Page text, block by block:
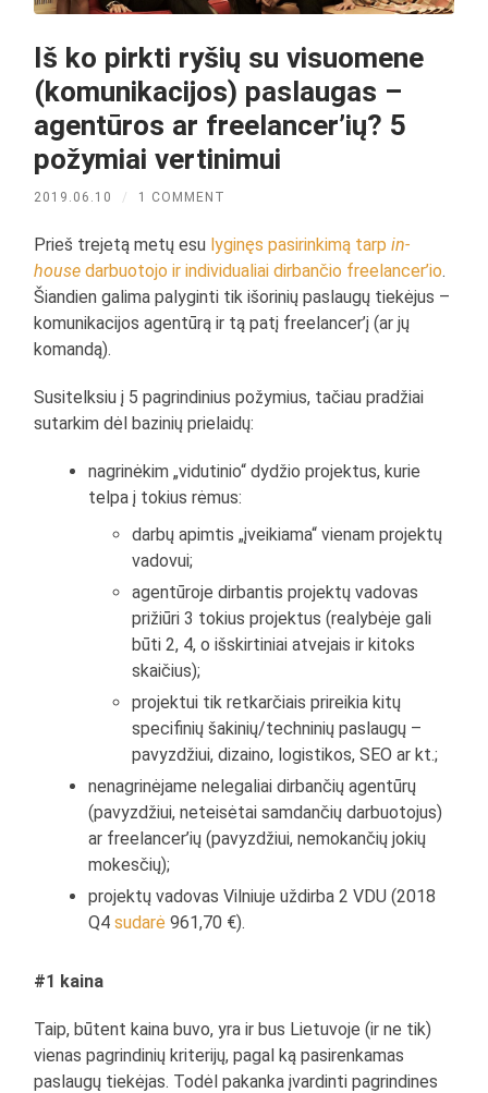
Iš ko pirkti ryšių su visuomene
(komunikacijos) paslaugas –
agentūros ar freelancer’ių? 5
požymiai vertinimui
2019.06.10 / 1 COMMENT
Prieš trejetą metų esu lyginęs pasirinkimą tarpin-
house darbuotojo ir individualiai dirbančio freelancer’io.
Šiandien galima palyginti tik išorinių paslaugų tiekėjus –
komunikacijos agentūrą ir tą patį freelancer’į (ar jų
komandą).
Susitelksiu į 5 pagrindinius požymius, tačiau pradžiai
sutarkim dėl bazinių prielaidų:
nagrinėkim „vidutinio“ dydžio projektus, kurie
telpa į tokius rėmus:
darbų apimtis „įveikiama“ vienam projektų
vadovui;
agentūroje dirbantis projektų vadovas
prižiūri 3 tokius projektus (realybėje gali
būti 2, 4, o išskirtiniai atvejais ir kitoks
skaičius);
projektui tik retkarčiais prireikia kitų
specifinių šakinių/techninių paslaugų –
pavyzdžiui, dizaino, logistikos, SEO ar kt.;
nenagrinėjame nelegaliai dirbančių agentūrų
(pavyzdžiui, neteisėtai samdančių darbuotojus)
ar freelancer’ių (pavyzdžiui, nemokančių jokių
mokesčių);
projektų vadovas Vilniuje uždirba 2 VDU (2018
Q4sudarė 961,70 €).
#1 kaina
Taip, būtent kaina buvo, yra ir bus Lietuvoje (ir ne tik)
vienas pagrindinių kriterijų, pagal ką pasirenkamas
paslaugų tiekėjas. Todėl pakanka įvardinti pagrindines